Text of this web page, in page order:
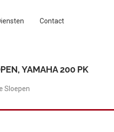
Contact
YAMAHA 200 PK
Sloepen